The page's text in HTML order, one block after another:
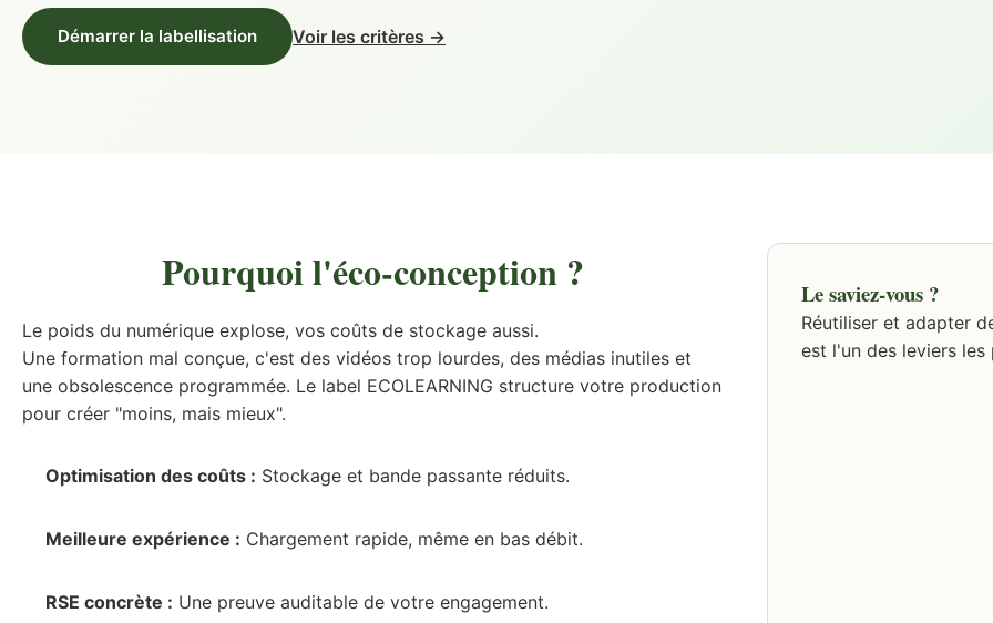
Démarrer la labellisation Voir les critères →
Pourquoi l'éco-conception ?
Le poids du numérique explose, vos coûts de stockage aussi.
Une formation mal conçue, c'est des vidéos trop lourdes, des médias inutiles et
une obsolescence programmée. Le label ECOLEARNING structure votre production
pour créer "moins, mais mieux".
Optimisation des coûts : Stockage et bande passante réduits.
Meilleure expérience : Chargement rapide, même en bas débit.
RSE concrète : Une preuve auditable de votre engagement.
Le saviez-vous ?
Réutiliser et adapter
est l'un des leviers les